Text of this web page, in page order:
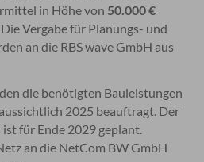
in Höhe von 50.000 €
Vergabe für Planungs- und
an die RBS wave GmbH aus
die benötigten Bauleistungen
2025 beauftragt. Der
für Ende 2029 geplant.
an die NetCom BW GmbH